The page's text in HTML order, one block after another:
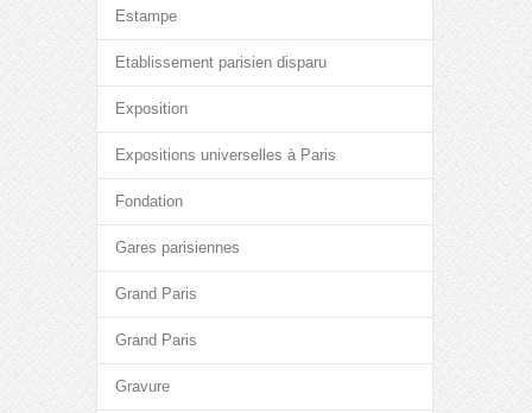
Estampe
Etablissement parisien disparu
Exposition
Expositions universelles à Paris
Fondation
Gares parisiennes
Grand Paris
Grand Paris
Gravure